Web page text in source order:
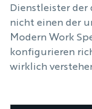
Dienstleister
nicht einen der
Modern Work
konfigurieren
wirklich